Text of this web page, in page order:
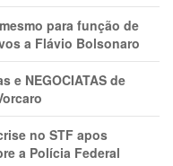
para função de
a Flávio Bolsonaro
e NEGOCIATAS de
no STF apos
a Polícia Federal